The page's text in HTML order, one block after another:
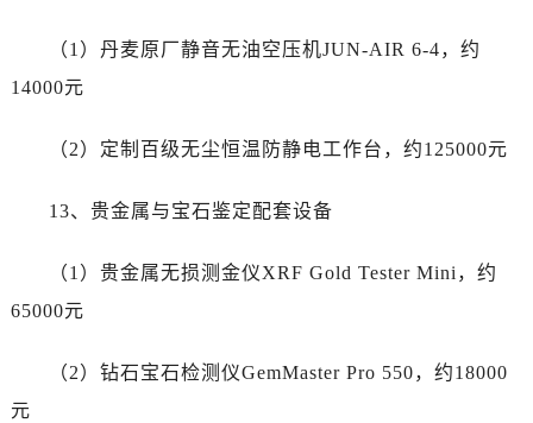
（1）丹麦原厂静音无油空压机JUN-AIR 6-4，约
14000元
（2）定制百级无尘恒温防静电工作台，约125000元
13、贵金属与宝石鉴定配套设备
（1）贵金属无损测金仪XRF Gold Tester Mini，约
65000元
（2）钻石宝石检测仪GemMaster Pro 550，约18000
元